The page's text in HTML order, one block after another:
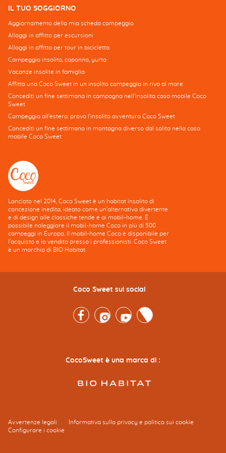
IL TUO SOGGIORNO
Aggiornamento della mia scheda campeggio
Alloggi in affitto per escursioni
Alloggi in affitto per tour in bicicletta
Campeggio insolito, capanna, yurta
Vacanze insolite in famiglia
Affitta una Coco Sweet in un insolito campeggio in riva al mare
Concediti un fine settimana in campagna nell'insolita casa mobile Coco
Sweet
Campeggio all'estero: prova l'insolita avventura Coco Sweet
Concediti un fine settimana in montagna diverso dal solito nella casa
mobile Coco Sweet
Lanciato nel 2014, Coco Sweet è un habitat insolito di
concezione inedita, ideato come un'alternativa divertente
e di design alle classiche tende e ai mobil-home. È
possibile noleggiare il mobil-home Coco in più di 500
campeggi in Europa. Il mobil-home Coco è disponibile per
l'acquisto e la vendita presso i professionisti. Coco Sweet
è un marchio di BIO Habitat.
Coco Sweet sui social
FacebookInstagramYoutubeTwitter
CocoSweet è una marca di :
Avvertenze legali
Informativa sulla privacy e politica sui cookie
Configurare i cookie